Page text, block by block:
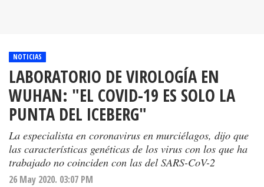
NOTICIAS
LABORATORIO DE VIROLOGÍA EN
WUHAN: "EL COVID-19 ES SOLO LA
PUNTA DEL ICEBERG"
La especialista en coronavirus en murciélagos, dijo que
las características genéticas de los virus con los que ha
trabajado no coinciden con las del SARS-CoV-2
26 May 2020. 03:07 PM